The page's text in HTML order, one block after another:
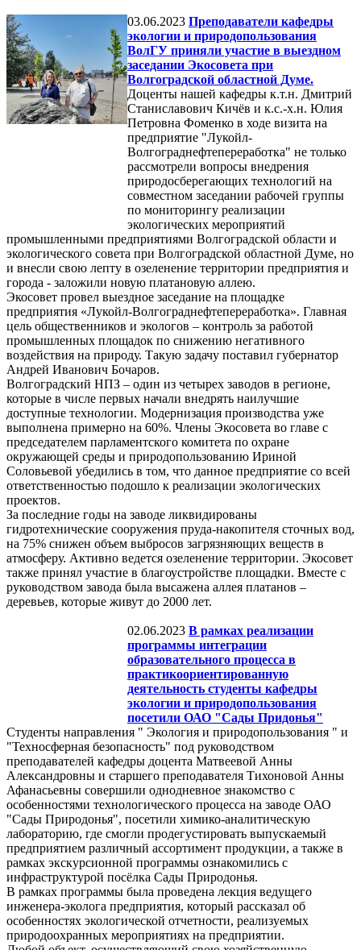
03.06.2023 Преподаватели кафедры
экологии и природопользования
ВолГУ приняли участие в выездном
заседании Экосовета при
Волгоградской областной Думе.
Доценты нашей кафедры к.т.н. Дмитрий
Станиславович Кичёв и к.с.-х.н. Юлия
Петровна Фоменко в ходе визита на
предприятие "Лукойл-
Волгограднефтепереработка" не только
рассмотрели вопросы внедрения
природосберегающих технологий на
совместном заседании рабочей группы
по мониторингу реализации
экологических мероприятий
промышленными предприятиями Волгоградской области и
экологического совета при Волгоградской областной Думе, но
и внесли свою лепту в озеленение территории предприятия и
города - заложили новую платановую аллею.
Экосовет провел выездное заседание на площадке
предприятия «Лукойл-Волгограднефтепереработка». Главная
цель общественников и экологов – контроль за работой
промышленных площадок по снижению негативного
воздействия на природу. Такую задачу поставил губернатор
Андрей Иванович Бочаров.
Волгоградский НПЗ – один из четырех заводов в регионе,
которые в числе первых начали внедрять наилучшие
доступные технологии. Модернизация производства уже
выполнена примерно на 60%. Члены Экосовета во главе с
председателем парламентского комитета по охране
окружающей среды и природопользованию Ириной
Соловьевой убедились в том, что данное предприятие со всей
ответственностью подошло к реализации экологических
проектов.
За последние годы на заводе ликвидированы
гидротехнические сооружения пруда-накопителя сточных вод,
на 75% снижен объем выбросов загрязняющих веществ в
атмосферу. Активно ведется озеленение территории. Экосовет
также принял участие в благоустройстве площадки. Вместе с
руководством завода была высажена аллея платанов –
деревьев, которые живут до 2000 лет.
02.06.2023 В рамках реализации
программы интеграции
образовательного процесса в
практикоориентированную
деятельность студенты кафедры
экологии и природопользования
посетили ОАО "Сады Придонья"
Студенты направления " Экология и природопользования " и
"Техносферная безопасность" под руководством
преподавателей кафедры доцента Матвеевой Анны
Александровны и старшего преподавателя Тихоновой Анны
Афанасьевны совершили однодневное знакомство с
особенностями технологического процесса на заводе ОАО
"Сады Природонья", посетили химико-аналитическую
лабораторию, где смогли продегустировать выпускаемый
предприятием различный ассортимент продукции, а также в
рамках экскурсионной программы ознакомились с
инфраструктурой посёлка Сады Природонья.
В рамках программы была проведена лекция ведущего
инженера-эколога предприятия, который рассказал об
особенностях экологической отчетности, реализуемых
природоохранных мероприятиях на предприятии.